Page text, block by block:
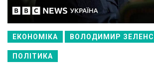
ЕКОНОМІКА ВОЛОДИМИР
ПОЛІТИКА